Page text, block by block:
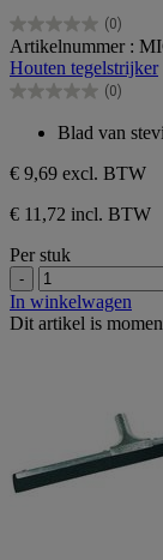
(0)
0.0
van
de
5
Artikelnummer :
Houten tegelstrijker
(0)
0.0
5
sterren.
Blad van
€ 9,69 excl. BTW
€ 11,72 incl. BTW
Per stuk
-
In winkelwagen
Dit artikel is